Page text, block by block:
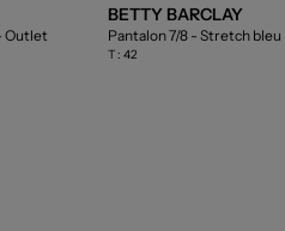
Outlet
BETTY BARCLAY
Pantalon 7/8 - Stretch bleu
T : 42